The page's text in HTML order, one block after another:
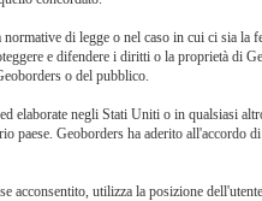
di legge o nel caso in cui ci sia
e difendere i diritti o la proprietà di
o del pubblico.
elaborate negli Stati Uniti o in qualsiasi
Geoborders ha aderito
utilizza la posizione